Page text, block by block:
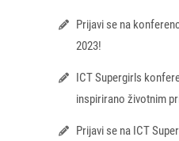
Prijavi se na
2023!
ICT Supergirls
inspirirano životnim
Prijavi se na ICT